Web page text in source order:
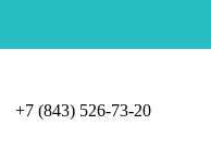
Вход
+7 (843) 526-73-20